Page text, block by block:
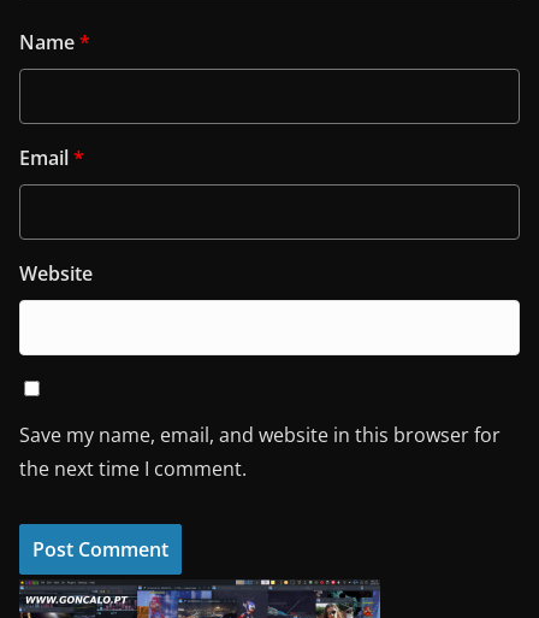
Name*
Email*
Website
Save my name, email, and website in this browser for
the next time I comment.